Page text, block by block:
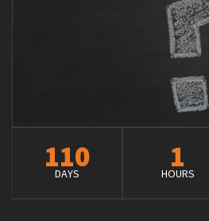
110
DAYS 1
HOURS